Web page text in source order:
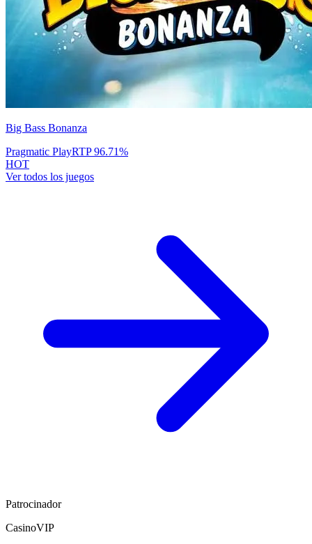
Big Bass Bonanza
Pragmatic PlayRTP96.71%
HOT
Ver todos los juegos
Patrocinador
CasinoVIP